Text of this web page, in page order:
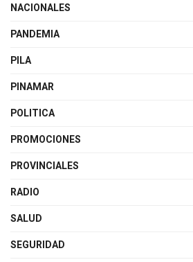
NACIONALES
PANDEMIA
PILA
PINAMAR
POLITICA
PROMOCIONES
PROVINCIALES
RADIO
SALUD
SEGURIDAD